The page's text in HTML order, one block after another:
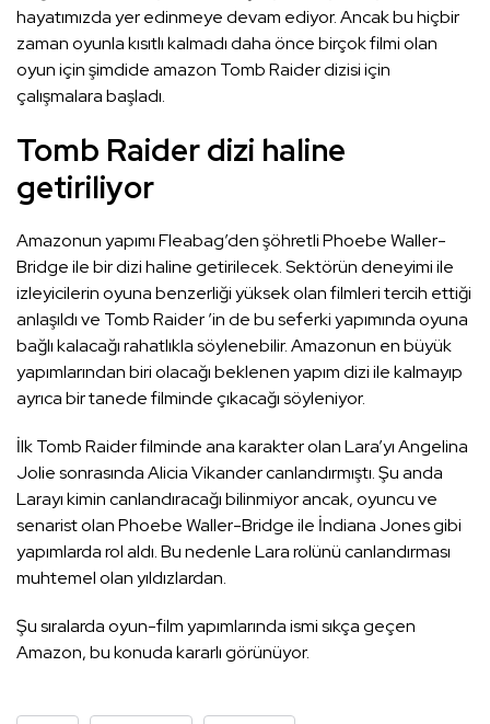
hayatımızda yer edinmeye devam ediyor. Ancak bu hiçbir
zaman oyunla kısıtlı kalmadı daha önce birçok filmi olan
oyun için şimdide amazon Tomb Raider dizisi için
çalışmalara başladı.
Tomb Raider dizi haline
getiriliyor
Amazonun yapımı Fleabag’den şöhretli Phoebe Waller-
Bridge ile bir dizi haline getirilecek. Sektörün deneyimi ile
izleyicilerin oyuna benzerliği yüksek olan filmleri tercih ettiği
anlaşıldı ve Tomb Raider ’in de bu seferki yapımında oyuna
bağlı kalacağı rahatlıkla söylenebilir. Amazonun en büyük
yapımlarından biri olacağı beklenen yapım dizi ile kalmayıp
ayrıca bir tanede filminde çıkacağı söyleniyor.
İlk Tomb Raider filminde ana karakter olan Lara’yı Angelina
Jolie sonrasında Alicia Vikander canlandırmıştı. Şu anda
Larayı kimin canlandıracağı bilinmiyor ancak, oyuncu ve
senarist olan Phoebe Waller-Bridge ile İndiana Jones gibi
yapımlarda rol aldı. Bu nedenle Lara rolünü canlandırması
muhtemel olan yıldızlardan.
Şu sıralarda oyun-film yapımlarında ismi sıkça geçen
Amazon, bu konuda kararlı görünüyor.